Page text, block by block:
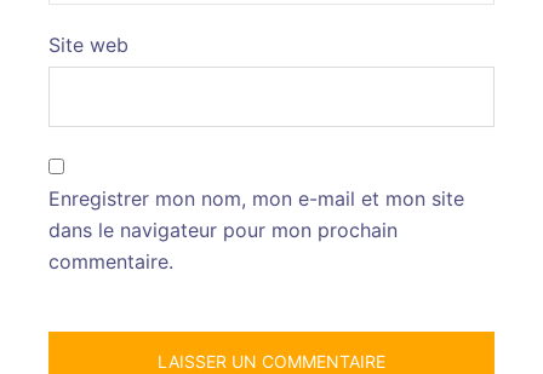
Site web
Enregistrer mon nom, mon e-mail et mon site
dans le navigateur pour mon prochain
commentaire.